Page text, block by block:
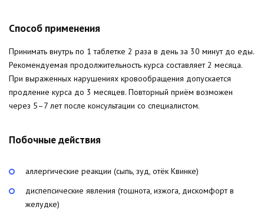
Способ применения
Принимать внутрь по 1 таблетке 2 раза в день за 30 минут до еды.
Рекомендуемая продолжительность курса составляет 2 месяца.
При выраженных нарушениях кровообращения допускается
продление курса до 3 месяцев. Повторный приём возможен
через 5–7 лет после консультации со специалистом.
Побочные действия
аллергические реакции (сыпь, зуд, отёк Квинке)
диспепсические явления (тошнота, изжога, дискомфорт в
желудке)